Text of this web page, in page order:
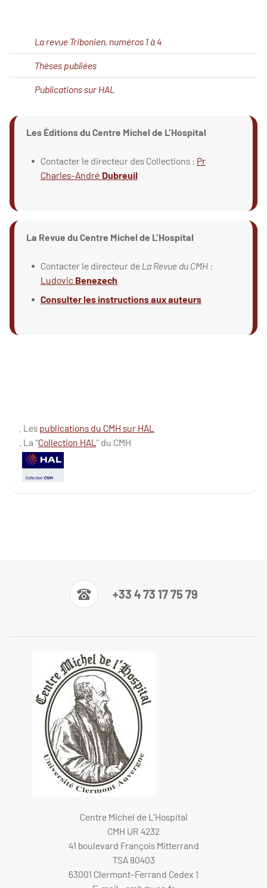
La revue Tribonien, numéros 1 à 4
Thèses publiées
Publications sur HAL
Les Éditions du Centre Michel de L'Hospital
Contacter le directeur des Collections : Pr
Charles-André Dubreuil
La Revue du Centre Michel de L'Hospital
Contacter le directeur de La Revue du CMH :
Ludovic Benezech
Consulter les instructions aux auteurs
. Les publications du CMH sur HAL
. La "Collection HAL " du CMH
+33 4 73 17 75 79
Centre Michel de L'Hospital
CMH UR 4232
41 boulevard François Mitterrand
TSA 80403
63001 Clermont-Ferrand Cedex 1